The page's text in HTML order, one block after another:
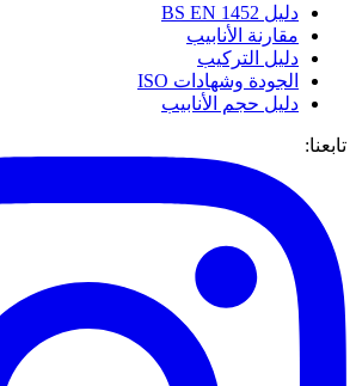
دليل BS EN 1452
مقارنة الأنابيب
دليل التركيب
الجودة وشهادات ISO
دليل حجم الأنابيب
تابعنا: